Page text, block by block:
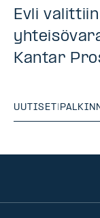
Evli
Kantar
UUTISET |